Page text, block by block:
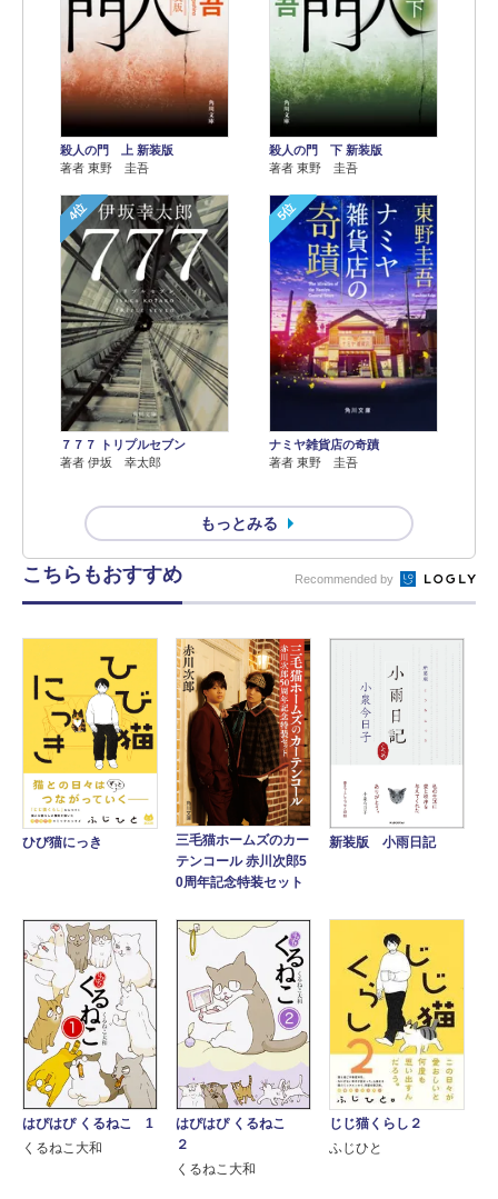
殺人の門 上 新装版
著者 東野 圭吾
殺人の門 下 新装版
著者 東野 圭吾
4位
７７７ トリプルセブン
著者 伊坂 幸太郎
5位
ナミヤ雑貨店の奇蹟
著者 東野 圭吾
もっとみる
こちらもおすすめ Recommended by
ひび猫にっき
三毛猫ホームズのカー
テンコール 赤川次郎5
0周年記念特装セット
新装版 小雨日記
はぴはぴ くるねこ 1
くるねこ大和
はぴはぴ くるねこ
２
くるねこ大和
じじ猫くらし２
ふじひと